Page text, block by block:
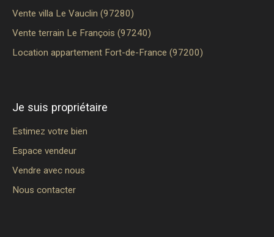
Vente villa Le Vauclin (97280)
Vente terrain Le François (97240)
Location appartement Fort-de-France (97200)
Je suis propriétaire
Estimez votre bien
Espace vendeur
Vendre avec nous
Nous contacter